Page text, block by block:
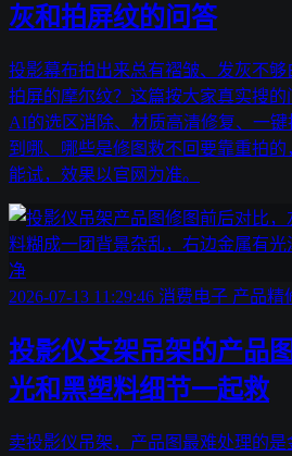
灰和拍屏纹的问答
投影幕布拍出来总有褶皱、发灰不
拍屏的摩尔纹？这篇按大家真实搜
AI的选区消除、材质高清修复、一
到哪、哪些是修图救不回要靠重拍的
能试，效果以官网为准。
2026-07-13 11:29:46 消费电子 产品精
投影仪支架吊架的产品
光和黑塑料细节一起救
卖投影仪吊架，产品图最难处理的